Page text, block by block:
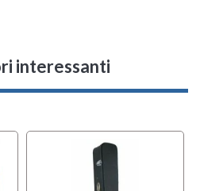
interessanti